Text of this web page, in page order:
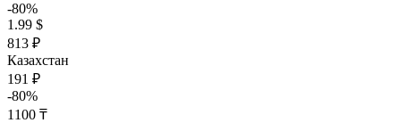
-80%
1.99 $
813 ₽
Казахстан
191 ₽
-80%
1100 ₸